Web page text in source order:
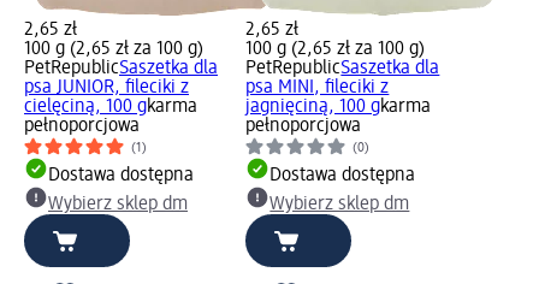
2,65 zł
100 g (2,65 zł za 100 g)
PetRepublicSaszetka dla
psa JUNIOR, fileciki z
cielęciną, 100 gkarma
pełnoporcjowa
(1)
Dostawa dostępna
Wybierz sklep dm
2,65 zł
100 g (2,65 zł za 100 g)
PetRepublicSaszetka dla
psa MINI, fileciki z
jagnięciną, 100 gkarma
pełnoporcjowa
(0)
Dostawa dostępna
Wybierz sklep dm